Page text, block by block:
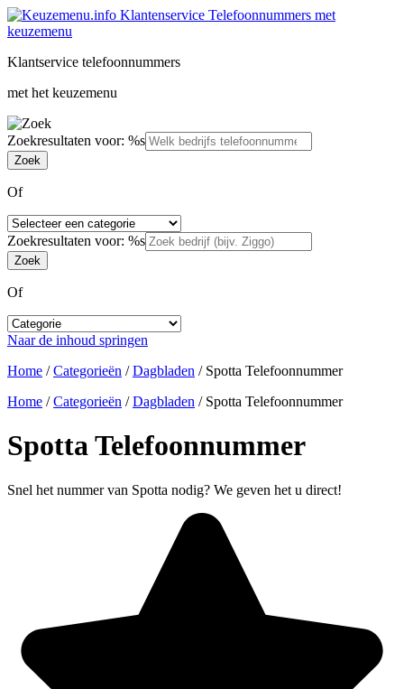
Klantservice telefoonnummers
met het keuzemenu
Zoekresultaten voor: %s
Of
Zoekresultaten voor: %s
Of
Naar de inhoud springen
Home /Categorieën /Dagbladen / Spotta Telefoonnummer
Home /Categorieën /Dagbladen / Spotta Telefoonnummer
Spotta Telefoonnummer
Snel het nummer van Spotta nodig? We geven het u direct!